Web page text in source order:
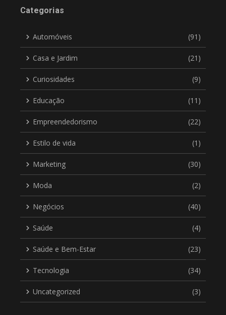
Categorias
Automóveis (91)
Casa e Jardim (21)
Curiosidades (9)
Educação (11)
Empreendedorismo (22)
Estilo de vida (1)
Marketing (30)
Moda (2)
Negócios (40)
Saúde (4)
Saúde e Bem-Estar (23)
Tecnologia (34)
Uncategorized (3)